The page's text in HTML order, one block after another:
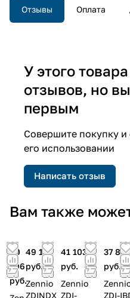
Отзывы Оплата
У этого
отзывов, но
первым
Совершите покупку и
его использовании
Написать отзыв
Вам также
60
506
руб.
49 135
руб.
Zennio
ZDINDX
41 103
руб.
Zennio
ZDI-
37
руб.
ZDI-